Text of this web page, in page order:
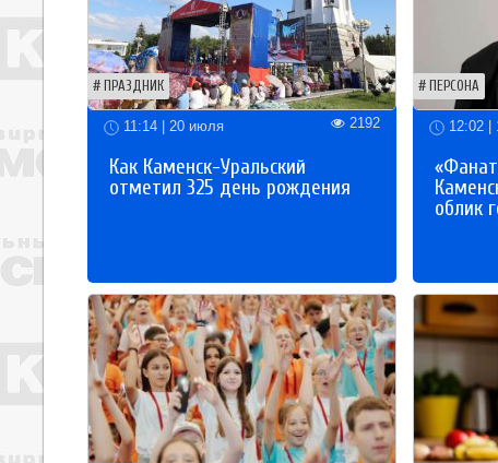
ПРАЗДНИК
11:14 | 20 июля 2192
Как Каменск-Уральский
отметил 325 день рождения
ПЕРСОНА
12:02 |
облик